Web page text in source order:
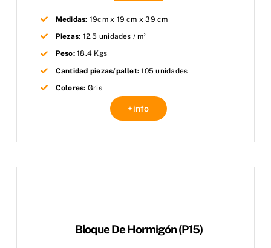
Medidas: 19cm x 19 cm x 39 cm
Piezas: 12.5 unidades / m²
Peso:18.4 Kgs
Cantidad piezas/pallet: 105 unidades
Colores: Gris
+info
Bloque De Hormigón (P15)